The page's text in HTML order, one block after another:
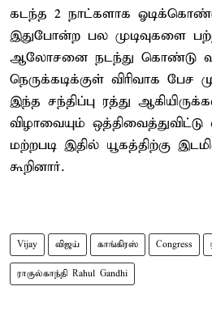
கடந்த 2 நாட்களாக
இதுபோன்ற பல முடிவுகளை
ஆலோசனை நடந்து கொண்டு
நெருக்கடிக்குள் விரிவாக பேச
இந்த சந்திப்பு ரத்து
விழாவையும் ஒத்திவைத்துவிட்டு
மற்றபடி இதில் யூகத்திற்கு
கூறினார்.
Vijay விஜய் காங்கிரஸ் Congress
ராகுல்காந்தி Rahul Gandhi